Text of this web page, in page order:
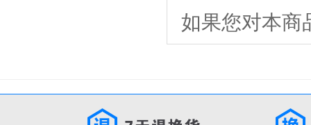
如果您对本商